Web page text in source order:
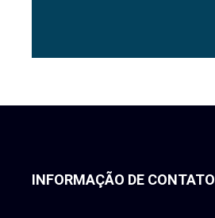
INFORMAÇÃO DE CONTATO